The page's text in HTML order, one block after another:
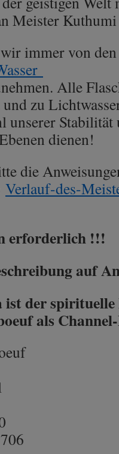
Meister
immer von den
Alle
zu
unserer Stabilität
dienen!
die
Verlauf-des-
erforderlich !!!
auf
der
als